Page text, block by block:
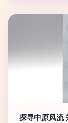
探寻中原风流